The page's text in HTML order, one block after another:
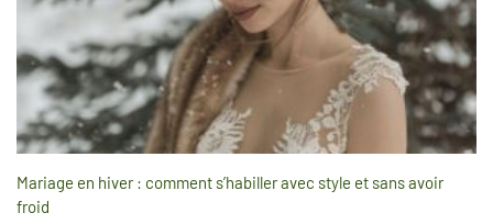
Mariage en hiver : comment s’habiller avec style et sans avoir
froid